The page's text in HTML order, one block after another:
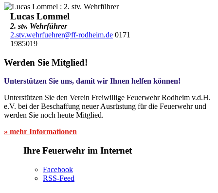
Lucas Lommel
2. stv. Wehrführer
2.stv.wehrfuehrer@ff-rodheim.de0171
1985019
Werden Sie Mitglied!
Unterstützen Sie uns, damit wir Ihnen helfen können!
Unterstützen Sie den Verein Freiwillige Feuerwehr Rodheim v.d.H.
e.V. bei der Beschaffung neuer Ausrüstung für die Feuerwehr und
werden Sie noch heute Mitglied.
» mehr Informationen
Ihre Feuerwehr im Internet
Facebook
RSS-Feed